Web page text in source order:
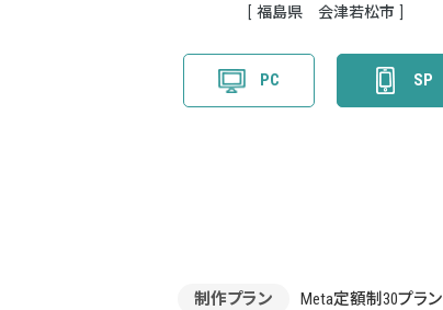
福島県 会津若松市
PC SP
制作プラン Meta定額制30プラン